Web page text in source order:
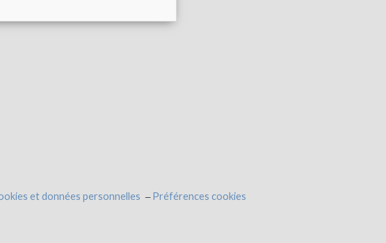
et données personnelles Préférences cookies